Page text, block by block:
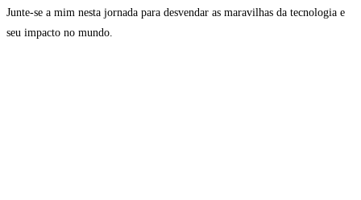
Junte-se a mim nesta jornada para desvendar as maravilhas da tecnologia e
seu impacto no mundo.